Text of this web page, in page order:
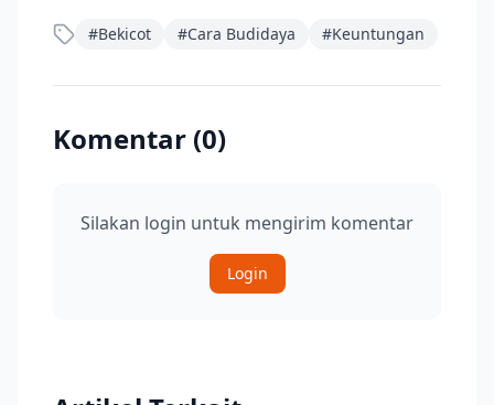
#Bekicot #Cara Budidaya #Keuntungan
Komentar (0)
Silakan login untuk mengirim komentar
Login